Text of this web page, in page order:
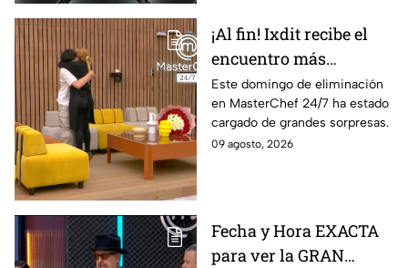
¡Al fin! Ixdit recibe el
encuentro más
esperado en
MasterChef 24/7 este
domingo 9 de agosto
Este domingo de eliminación
en MasterChef 24/7 ha estado
cargado de grandes sorpresas.
09 agosto, 2026
Fecha y Hora EXACTA
para ver la GRAN